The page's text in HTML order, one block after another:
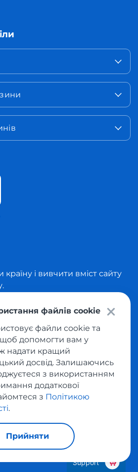
і вивчити вміст сайту
файлів cookie
файли cookie та
щоб допомогти вам у
надати кращий
досвід. Залишаючись
з використанням
додаткової
з Політикою
.
Прийняти
Support